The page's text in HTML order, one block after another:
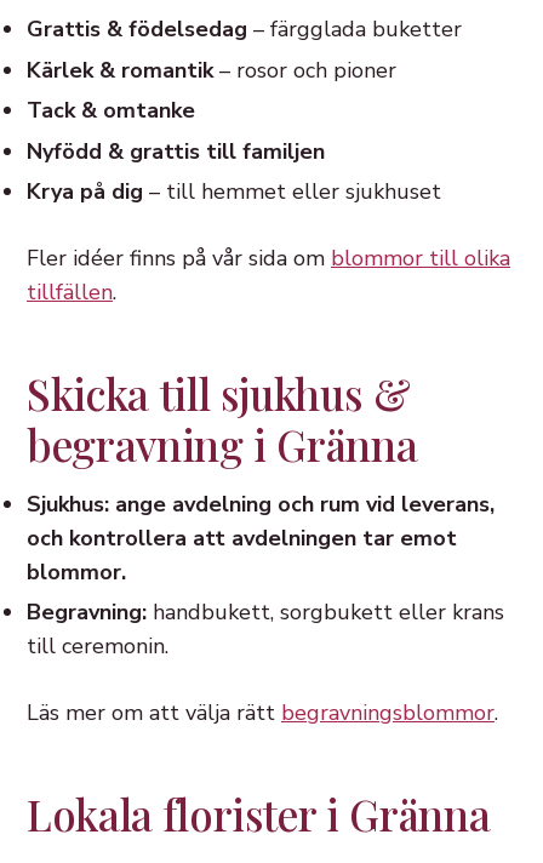
Grattis & födelsedag – färgglada buketter
Kärlek & romantik– rosor och pioner
Tack & omtanke
Nyfödd & grattis till familjen
Krya på dig – till hemmet eller sjukhuset
Fler idéer finns på vår sida om blommor till olika
tillfällen.
Skicka till sjukhus &
begravning i Gränna
Sjukhus: ange avdelning och rum vid leverans,
och kontrollera att avdelningen tar emot
blommor.
Begravning: handbukett, sorgbukett eller krans
till ceremonin.
Läs mer om att välja rätt begravningsblommor.
Lokala florister i Gränna